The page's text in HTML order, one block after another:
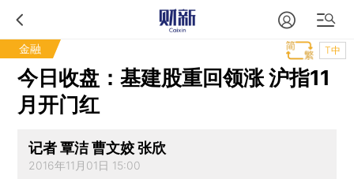
金融 T中
今日收盘：基建股重回领涨 沪指11
月开门红
记者 覃洁 曹文姣 张欣
2016年11月01日 15:00